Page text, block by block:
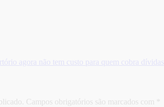
agora não tem custo para quem cobra dívidas
Campos obrigatórios são marcados com